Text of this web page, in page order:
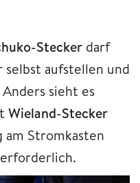
Stecker darf
aufstellen und
sieht es
Wieland-Stecker
Stromkasten